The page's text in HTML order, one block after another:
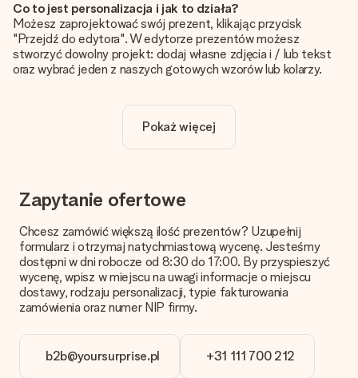
Co to jest personalizacja i jak to działa?
Możesz zaprojektować swój prezent, klikając przycisk
"Przejdź do edytora". W edytorze prezentów możesz
stworzyć dowolny projekt: dodaj własne zdjęcia i / lub tekst
oraz wybrać jeden z naszych gotowych wzorów lub kolarzy.
Cena podana na stronie internetowej obejmuje personalizację
Twojego prezentu - ilość zdjęć lub tekstów nie wpływa na
jakość?
Chcemy mieć pewność, że będziesz w pełni zadowolony ze
wysokiej jakości. Jeśli nie masz pewności co do jakości zdjęcia,
skontaktuj się z naszym działem obsługi klienta i dołącz
zdjęcie wraz z prezentem, który chcesz zamówić. Będą oni
mogli sprawdzić dla Ciebie jakość zdjęcia!
Format zdjęć?
zdjęcie lub grafikę w innym formacie i nie możesz sam go
zmienić skontaktuj się z nami, z chęcią pomożemy!
Pokaż więcej
Zapytanie ofertowe
Chcesz zamówić większą ilość prezentów? Uzupełnij
formularz i otrzymaj natychmiastową wycenę. Jesteśmy
dostępni w dni robocze od 8:30 do 17:00. By przyspieszyć
wycenę, wpisz w miejscu na uwagi informacje o miejscu
dostawy, rodzaju personalizacji, typie fakturowania
zamówienia oraz numer NIP firmy.
b2b@yoursurprise.pl +31 111 700 212